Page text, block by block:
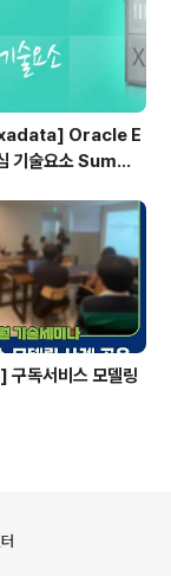
Oracle E
기술요소 Summa
구독서비스 모델링